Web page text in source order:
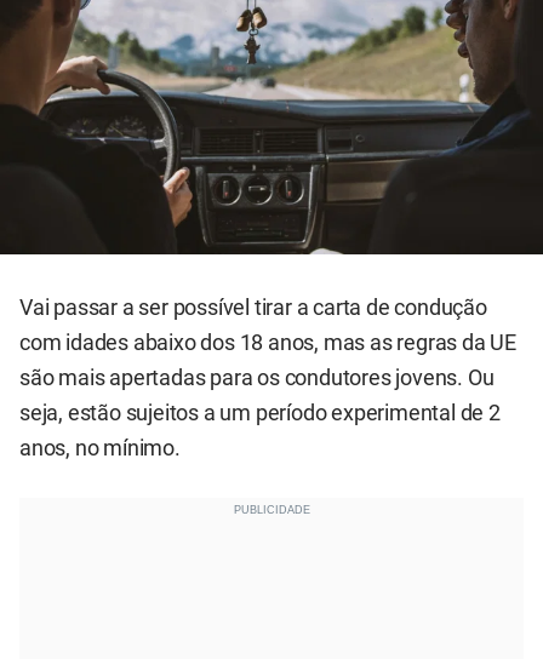
Vai passar a ser possível tirar a carta de condução
com idades abaixo dos 18 anos, mas as regras da UE
são mais apertadas para os condutores jovens. Ou
seja, estão sujeitos a um período experimental de 2
anos, no mínimo.